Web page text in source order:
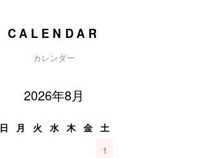
CALENDAR
カレンダー
2026年8月
日 月 火 水 木 金
土
1